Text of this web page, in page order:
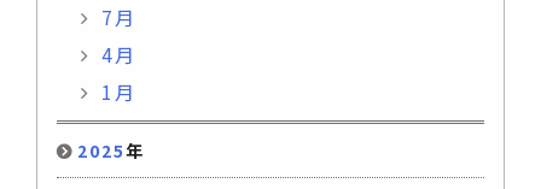
7月
4月
1月
2025年